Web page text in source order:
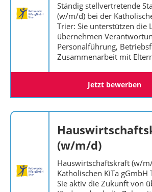
Ständig stellvertretende
(w/m/d) bei der
Trier: Sie unterstützen die
übernehmen
Personalführung,
Zusammenarbeit mit
Jetzt bewerben
(w/m/d)
Hauswirtschaftskraft (w/
Katholischen KiTa gGmbH
Sie aktiv die Zukunft von